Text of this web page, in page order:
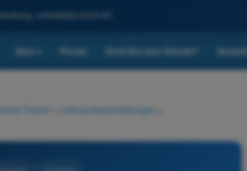
unterstützt durch KI.
Quiz Preise Sind Sie eine Schule? Kontakt
Trainer Luftraumbeschränkungen